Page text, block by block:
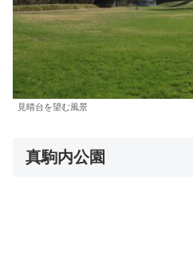
見晴台を望む風景
真駒内公園